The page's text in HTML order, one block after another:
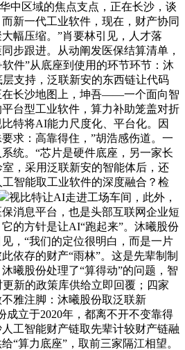
中区域的焦点支点，正在长沙，谈
新一代工业软件，现在，财产协同
幅压缩。”肖要林引见，人才落
步跟进。从动阐发医保结算清单，
件”从底座到使用的环节环节：沐
支持，泛联新安的东西链让代码
在长沙地图上，坤吾——一个面向智
台型工业软件，算力补助笼盖对折
特将AI能力尺度化、平台化。因
求：高靠得住，”胡浩感伤道。一
统。“芯片是硬件底座，另一家长
，采用泛联新安的智能体后，还
智能取工业软件的深度融合？检
视比特让AI走进工场车间，此外，
消息平台，也是头部互联网企业短
的方针是让AI“跑起来”。沐曦股份
，“我们的定位很明白，而是一片
依存的财产“雨林”。这是先辈制制
曦股份处理了“算得动”的问题，智
新的政策库供给立即回覆；四家
雅注脚：沐曦股份取泛联新
成立于2020年，都离不开不变靠得
工智能财产链取先辈计较财产链融
算力底座”，取前三家隔江相望。